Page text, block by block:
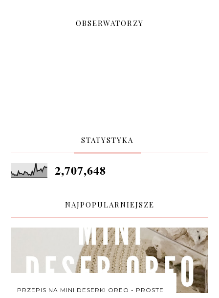
OBSERWATORZY
STATYSTYKA
2,707,648
NAJPOPULARNIEJSZE
PRZEPIS NA MINI DESERKI OREO - PROSTE